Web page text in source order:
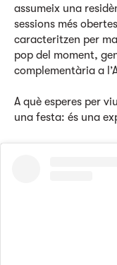
assumeix una
sessions més
caracteritzen per
pop del moment,
complementària a
A què esperes per
una festa: és una